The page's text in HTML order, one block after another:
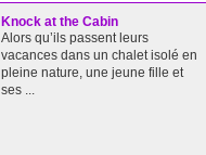
Knock at the Cabin
Alors qu’ils passent leurs
vacances dans un chalet isolé en
pleine nature, une jeune fille et
ses ...